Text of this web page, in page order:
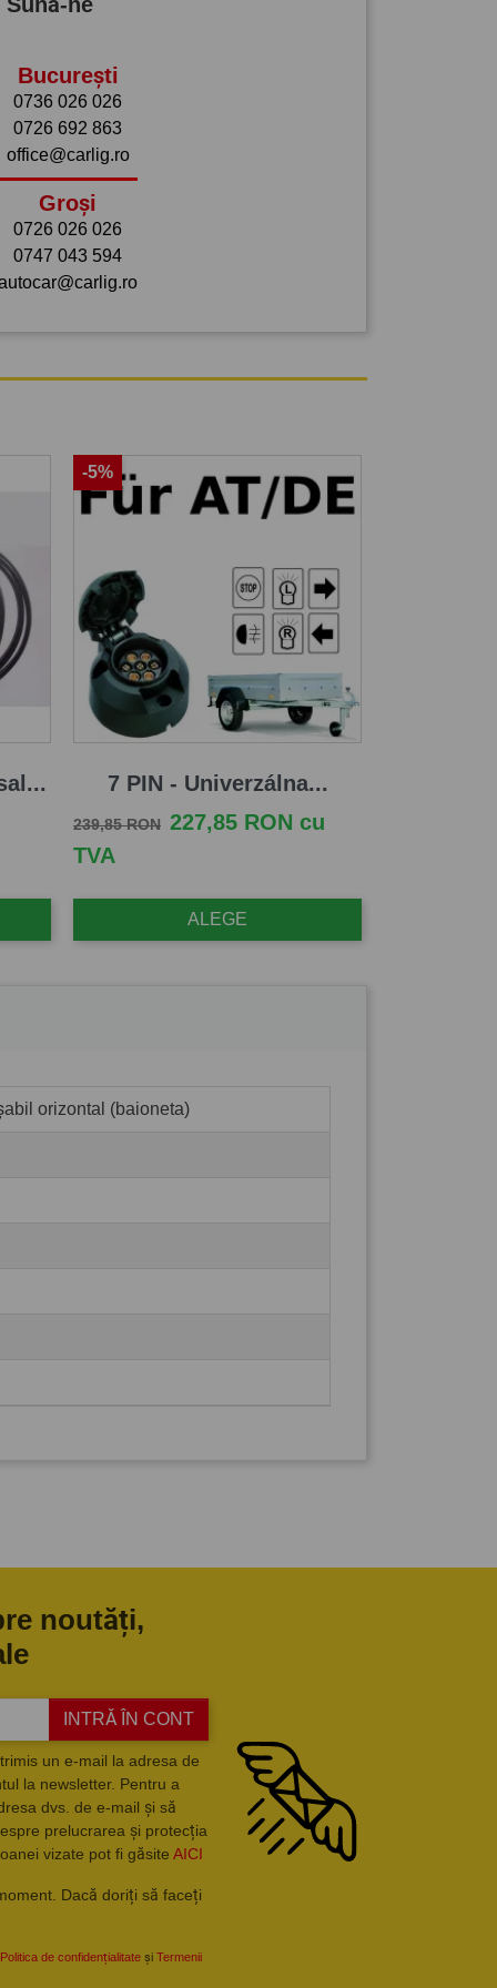
București
0736 026 026
0726 692 863
office@carlig.ro
Groși
0726 026 026
0747 043 594
7 PIN - Univerzálna...
Pret de baza
239,85 RON Pret
227,85 RON cu
TVA
ALEGE
-5%
orizontal (baioneta)
noutăți,
INTRĂ ÎN CONT
un e-mail la adresa de
la newsletter. Pentru a
dvs. de e-mail și să
prelucrarea și protecția
vizate pot fi găsite AICI
Dacă doriți să faceți
Politica de confidențialitate și Termenii